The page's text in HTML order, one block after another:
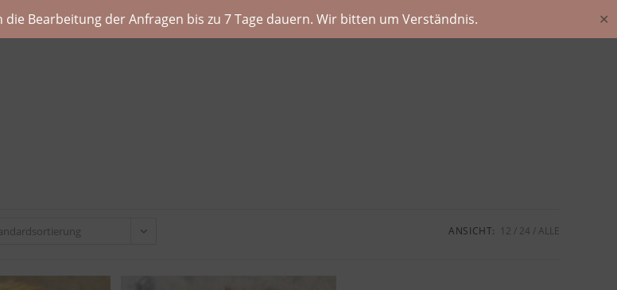
Bearbeitung der Anfragen bis zu 7 Tage dauern. Wir bitten um Verständnis. ✕
ANSICHT: 12 24 ALLE